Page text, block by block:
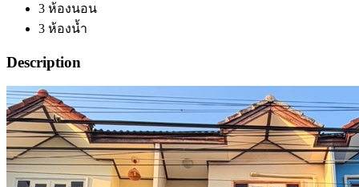
3 ห้องนอน
3 ห้องน้ำ
Description